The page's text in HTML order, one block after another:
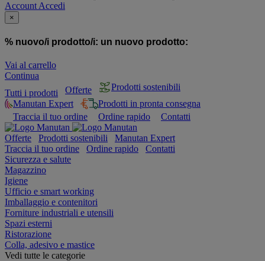
Account Accedi
×
% nuovo/i prodotto/i: un nuovo prodotto:
Vai al carrello
Continua
Tutti i prodotti
Offerte
Prodotti sostenibili
Manutan Expert
Prodotti in pronta consegna
Traccia il tuo ordine
Ordine rapido Contatti
Offerte Prodotti sostenibili
Manutan Expert
Traccia il tuo ordine
Ordine rapido
Contatti
Sicurezza e salute
Magazzino
Igiene
Ufficio e smart working
Imballaggio e contenitori
Forniture industriali e utensili
Spazi esterni
Ristorazione
Colla, adesivo e mastice
Vedi tutte le categorie